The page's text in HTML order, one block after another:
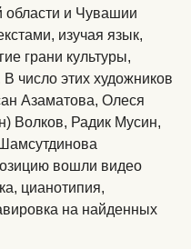
области и Чувашии
изучая язык,
грани культуры,
число этих художников
Азаматова, Олеся
Волков, Радик Мусин,
вошли видео
цианотипия,
на найденных